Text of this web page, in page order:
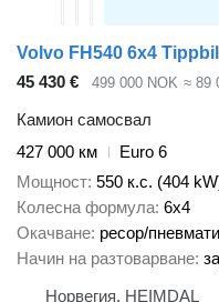
45 430 € 499 000 NOK ≈ 89
Камион самосвал
427 000 км
Euro 6
Мощност 550 к.с. (404
Колесна формула 6x4
Окачване ресор/
Начин на разтоварване
Норвегия, HEIMDAL